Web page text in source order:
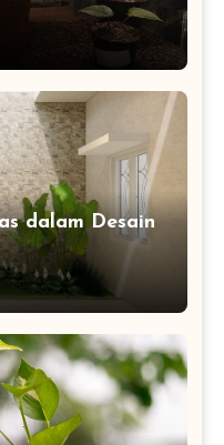
dalam Desain